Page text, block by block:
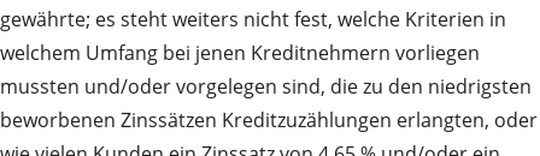
gewährte; es steht weiters nicht fest, welche Kriterien in
welchem Umfang bei jenen Kreditnehmern vorliegen
mussten und/oder vorgelegen sind, die zu den niedrigsten
beworbenen Zinssätzen Kreditzuzählungen erlangten, oder